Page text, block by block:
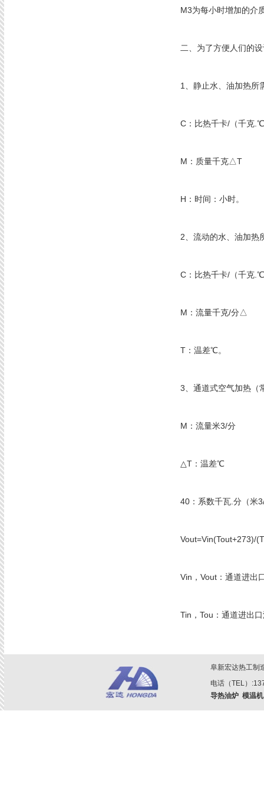
M3为每小时增加的介
二、为了方便人们的设
1、静止水、油加热所
C：比热千卡/（千克
M：质量千克△T
H：时间：小时。
2、流动的水、油加热
C：比热千卡/（千克
M：流量千克/分△
T：温差℃。
3、通道式空气加热（
M：流量米3/分
△T：温差℃
40：系数千瓦.分（米
Vout=Vin(Tout+273)/
Vin，Vout：通道进出
Tin，Tou：通道进出
阜新宏达热工制
电话（TEL）
导热油炉 模温机